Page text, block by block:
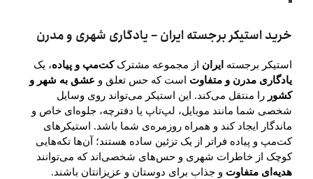
خرید استیکر برجسته ایران – یادگاری شهری و مدرن
استیکر برجسته ایران از مجموعه مشترک کت‌مپ و پیاده، یک
یادگاری مدرن و متفاوت است که حس تعلق و عشق به شهر و
کشور را منتقل می‌کند. این استیکر می‌تواند روی وسایل
شخصی شما مانند موبایل، لپ‌تاپ یا دفترچه، جلوه‌ای خاص و
ماندگار ایجاد کند و همراه روزمره‌ی شما باشد. استیکرهای
کت‌مپ و پیاده فراتر از یک تزئین ساده هستند؛ آن‌ها تکه‌هایی
کوچک از خاطرات شهری و حس‌های شخصی‌اند که می‌توانند
هدیه‌ای متفاوت و جذاب برای دوستان و عزیزانتان باشند.